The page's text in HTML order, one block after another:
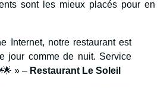
sont les mieux placés pour en
Internet, notre restaurant est
jour comme de nuit. Service
» – Restaurant Le Soleil